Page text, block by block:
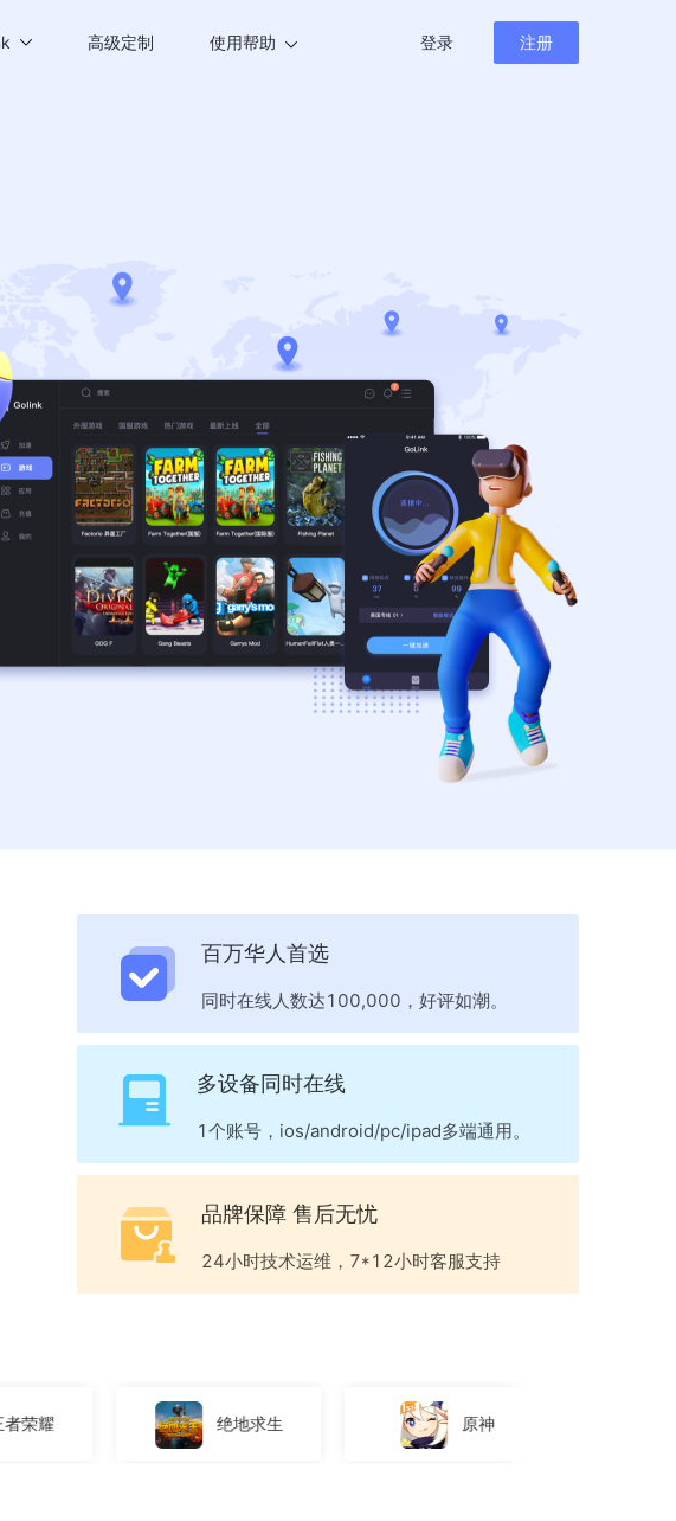
高级定制 使用帮助 登录 注册
百万华人首选
同时在线人数达100,000，好评如潮。
多设备同时在线
1个账号，ios/android/pc/ipad多端通用。
品牌保障 售后无忧
24小时技术运维，7*12小时客服支持
绝地求生